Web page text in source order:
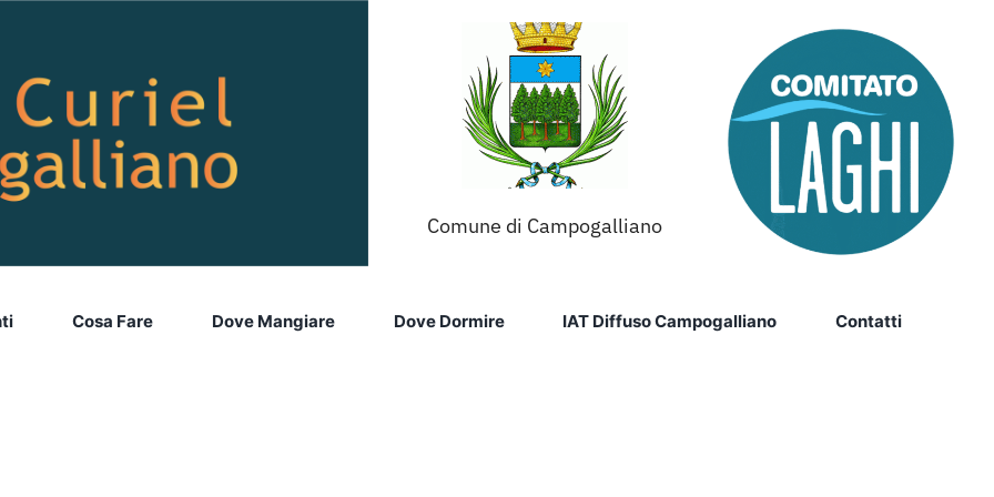
Comune di Campogalliano
Cosa Fare Dove Mangiare Dove Dormire IAT Diffuso Campogalliano Contatti